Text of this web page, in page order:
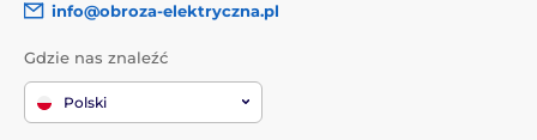
info@obroza-elektryczna.pl
Gdzie nas znaleźć
Polski